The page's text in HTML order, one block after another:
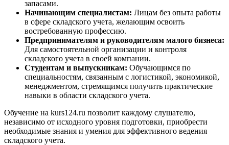
запасами.
Начинающим специалистам: Лицам без опыта работы
в сфере складского учета, желающим освоить
востребованную профессию.
Предпринимателям и руководителям малого бизнеса:
Для самостоятельной организации и контроля
складского учета в своей компании.
Студентам и выпускникам: Обучающимся по
специальностям, связанным с логистикой, экономикой,
менеджментом, стремящимся получить практические
навыки в области складского учета.
Обучение на kurs124.ru позволит каждому слушателю,
независимо от исходного уровня подготовки, приобрести
необходимые знания и умения для эффективного ведения
складского учета.